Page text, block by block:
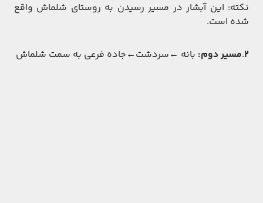
نکته: این آبشار در مسیر رسیدن به روستای شلماش واقع
شده است.
2
.مسیر دوم: بانه ←سردشت←جاده فرعی به سمت شلماش